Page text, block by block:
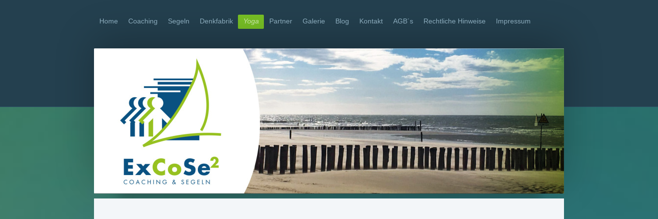
Home Coaching Segeln Denkfabrik Yoga Partner Galerie Blog Kontakt AGB´s Rechtliche Hinweise Impressum